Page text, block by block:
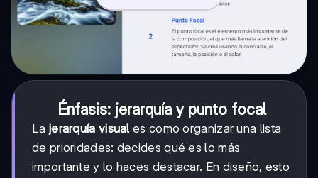
Énfasis: jerarquía y punto focal
La jerarquía visual es como organizar una lista
de prioridades: decides qué es lo más
importante y lo haces destacar. En diseño, esto